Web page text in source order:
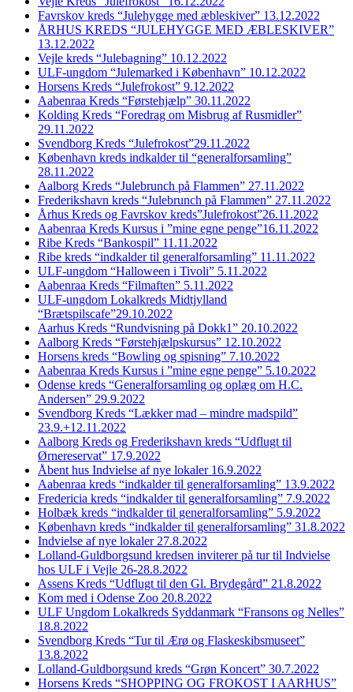
Favrskov kreds “Julehygge med æbleskiver” 13.12.2022
ÅRHUS KREDS “JULEHYGGE MED ÆBLESKIVER”
13.12.2022
Vejle kreds “Julebagning” 10.12.2022
ULF-ungdom “Julemarked i København” 10.12.2022
Horsens Kreds “Julefrokost” 9.12.2022
Aabenraa Kreds “Førstehjælp” 30.11.2022
Kolding Kreds “Foredrag om Misbrug af Rusmidler”
29.11.2022
Svendborg Kreds “Julefrokost”29.11.2022
København kreds indkalder til “generalforsamling”
28.11.2022
Aalborg Kreds “Julebrunch på Flammen” 27.11.2022
Frederikshavn kreds “Julebrunch på Flammen” 27.11.2022
Århus Kreds og Favrskov kreds”Julefrokost”26.11.2022
Aabenraa Kreds Kursus i ”mine egne penge”16.11.2022
Ribe Kreds “Bankospil” 11.11.2022
Ribe kreds “indkalder til generalforsamling” 11.11.2022
ULF-ungdom “Halloween i Tivoli” 5.11.2022
Aabenraa Kreds “Filmaften” 5.11.2022
ULF-ungdom Lokalkreds Midtjylland
“Brætspilscafe”29.10.2022
Aarhus Kreds “Rundvisning på Dokk1” 20.10.2022
Aalborg Kreds “Førstehjælpskursus” 12.10.2022
Horsens kreds “Bowling og spisning” 7.10.2022
Aabenraa Kreds Kursus i ”mine egne penge” 5.10.2022
Odense kreds “Generalforsamling og oplæg om H.C.
Andersen” 29.9.2022
Svendborg Kreds “Lækker mad – mindre madspild”
23.9.+12.11.2022
Aalborg Kreds og Frederikshavn kreds “Udflugt til
Ørnereservat” 17.9.2022
Åbent hus Indvielse af nye lokaler 16.9.2022
Aabenraa kreds “indkalder til generalforsamling” 13.9.2022
Fredericia kreds “indkalder til generalforsamling” 7.9.2022
Holbæk kreds “indkalder til generalforsamling” 5.9.2022
København kreds “indkalder til generalforsamling” 31.8.2022
Indvielse af nye lokaler 27.8.2022
Lolland-Guldborgsund kredsen inviterer på tur til Indvielse
hos ULF i Vejle 26-28.8.2022
Assens Kreds “Udflugt til den Gl. Brydegård” 21.8.2022
Kom med i Odense Zoo 20.8.2022
ULF Ungdom Lokalkreds Syddanmark “Fransons og Nelles”
18.8.2022
Svendborg Kreds “Tur til Ærø og Flaskeskibsmuseet”
13.8.2022
Lolland-Guldborgsund kreds “Grøn Koncert” 30.7.2022
Horsens Kreds “SHOPPING OG FROKOST I AARHUS”